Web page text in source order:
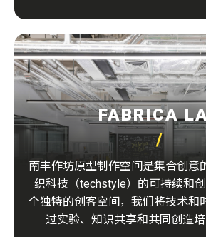
FABRICA
南丰作坊原型制作空间是集合创意
织科技（techstyle）的可持续和
个独特的创客空间，我们将技术和
过实验、知识共享和共同创造培